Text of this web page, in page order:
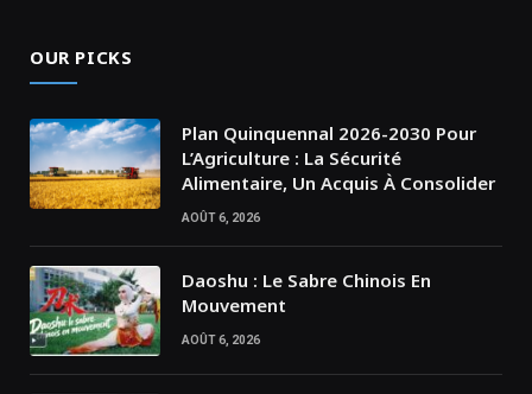
OUR PICKS
Plan Quinquennal 2026-2030 Pour
L’Agriculture : La Sécurité
Alimentaire, Un Acquis À Consolider
AOÛT 6, 2026
Daoshu : Le Sabre Chinois En
Mouvement
AOÛT 6, 2026